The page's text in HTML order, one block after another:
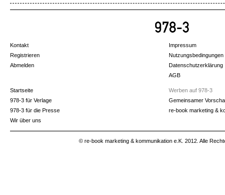
Kontakt
Registrieren
Abmelden
Impressum
Nutzungsbedingungen
Datenschutzerklärung
AGB
Startseite
978-3 für Verlage
978-3 für die Presse
Wir über uns
Werben auf 978-3
Gemeinsamer
re-book marketing &
© re-book marketing & kommunikation e.K. 2012. Alle